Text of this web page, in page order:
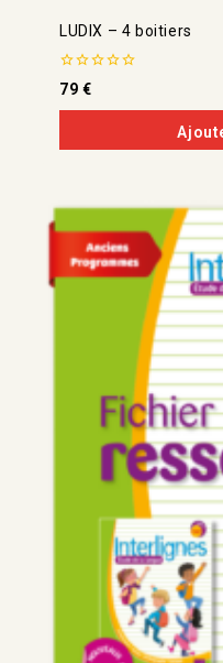
LUDIX – 4 boitiers
0
de
5
79 €